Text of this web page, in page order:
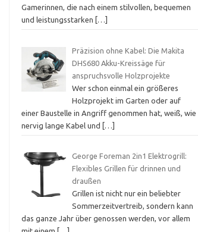
Gamerinnen, die nach einem stilvollen, bequemen
und leistungsstarken
[…]
Präzision ohne Kabel: Die Makita
DHS680 Akku-Kreissäge für
anspruchsvolle Holzprojekte
Wer schon einmal ein größeres
Holzprojekt im Garten oder auf
einer Baustelle in Angriff genommen hat, weiß, wie
nervig lange Kabel und
[…]
George Foreman 2in1 Elektrogrill:
Flexibles Grillen für drinnen und
draußen
Grillen ist nicht nur ein beliebter
Sommerzeitvertreib, sondern kann
das ganze Jahr über genossen werden, vor allem